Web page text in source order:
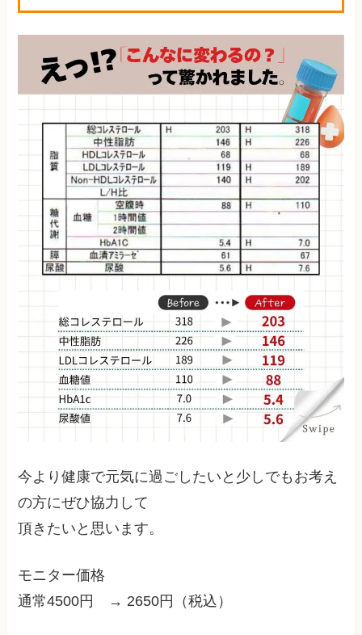
今より健康で元気に過ごしたいと少しでもお考え
の方にぜひ協力して
頂きたいと思います。
モニター価格
通常4500円 → 2650円（税込）